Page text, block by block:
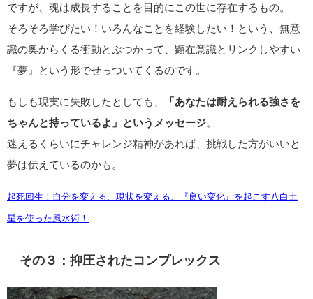
ですが、魂は成長することを目的にこの世に存在するもの。
そろそろ学びたい！いろんなことを経験したい！という、無意
識の奥からくる衝動とぶつかって、顕在意識とリンクしやすい
『夢』という形でせっついてくるのです。
もしも現実に失敗したとしても、
「あなたは耐えられる強さを
ちゃんと持っているよ」というメッセージ。
迷えるくらいにチャレンジ精神があれば、挑戦した方がいいと
夢は伝えているのかも。
起死回生！自分を変える、現状を変える、『良い変化』を起こす八白土
星を使った風水術！
その３：抑圧されたコンプレックス